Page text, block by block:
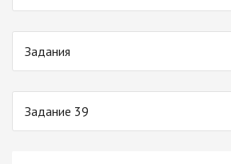
Задания
Задание 39